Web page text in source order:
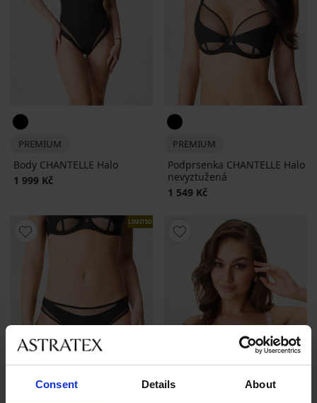
Consent Details About
PREMIUM
Body CHANTELLE Halo
1 999 Kč
PREMIUM
Podprsenka CHANTELLE Halo
nevyztužená
1 549 Kč
LIMITED